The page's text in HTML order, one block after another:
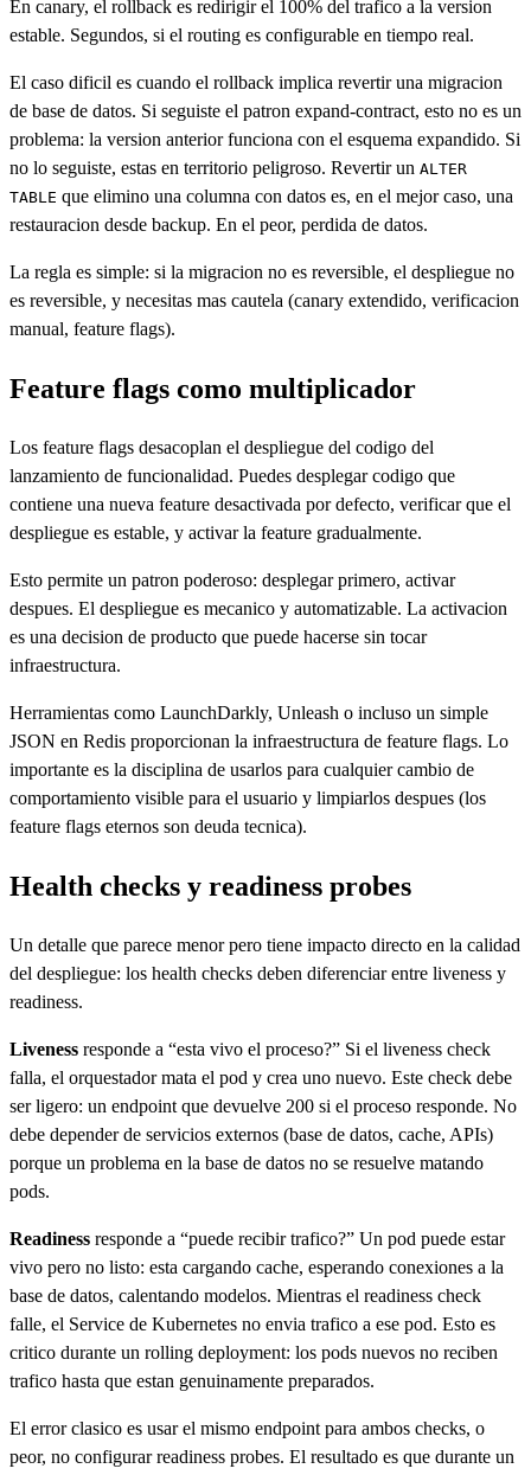
En canary, el rollback es redirigir el 100% del trafico a la version
estable. Segundos, si el routing es configurable en tiempo real.
El caso dificil es cuando el rollback implica revertir una migracion
de base de datos. Si seguiste el patron expand-contract, esto no es un
problema: la version anterior funciona con el esquema expandido. Si
no lo seguiste, estas en territorio peligroso. Revertir un ALTER
TABLE que elimino una columna con datos es, en el mejor caso, una
restauracion desde backup. En el peor, perdida de datos.
La regla es simple: si la migracion no es reversible, el despliegue no
es reversible, y necesitas mas cautela (canary extendido, verificacion
manual, feature flags).
Feature flags como multiplicador
Los feature flags desacoplan el despliegue del codigo del
lanzamiento de funcionalidad. Puedes desplegar codigo que
contiene una nueva feature desactivada por defecto, verificar que el
despliegue es estable, y activar la feature gradualmente.
Esto permite un patron poderoso: desplegar primero, activar
despues. El despliegue es mecanico y automatizable. La activacion
es una decision de producto que puede hacerse sin tocar
infraestructura.
Herramientas como LaunchDarkly, Unleash o incluso un simple
JSON en Redis proporcionan la infraestructura de feature flags. Lo
importante es la disciplina de usarlos para cualquier cambio de
comportamiento visible para el usuario y limpiarlos despues (los
feature flags eternos son deuda tecnica).
Health checks y readiness probes
Un detalle que parece menor pero tiene impacto directo en la calidad
del despliegue: los health checks deben diferenciar entre liveness y
readiness.
Liveness responde a “esta vivo el proceso?” Si el liveness check
falla, el orquestador mata el pod y crea uno nuevo. Este check debe
ser ligero: un endpoint que devuelve 200 si el proceso responde. No
debe depender de servicios externos (base de datos, cache, APIs)
porque un problema en la base de datos no se resuelve matando
pods.
Readiness responde a “puede recibir trafico?” Un pod puede estar
vivo pero no listo: esta cargando cache, esperando conexiones a la
base de datos, calentando modelos. Mientras el readiness check
falle, el Service de Kubernetes no envia trafico a ese pod. Esto es
critico durante un rolling deployment: los pods nuevos no reciben
trafico hasta que estan genuinamente preparados.
El error clasico es usar el mismo endpoint para ambos checks, o
peor, no configurar readiness probes. El resultado es que durante un